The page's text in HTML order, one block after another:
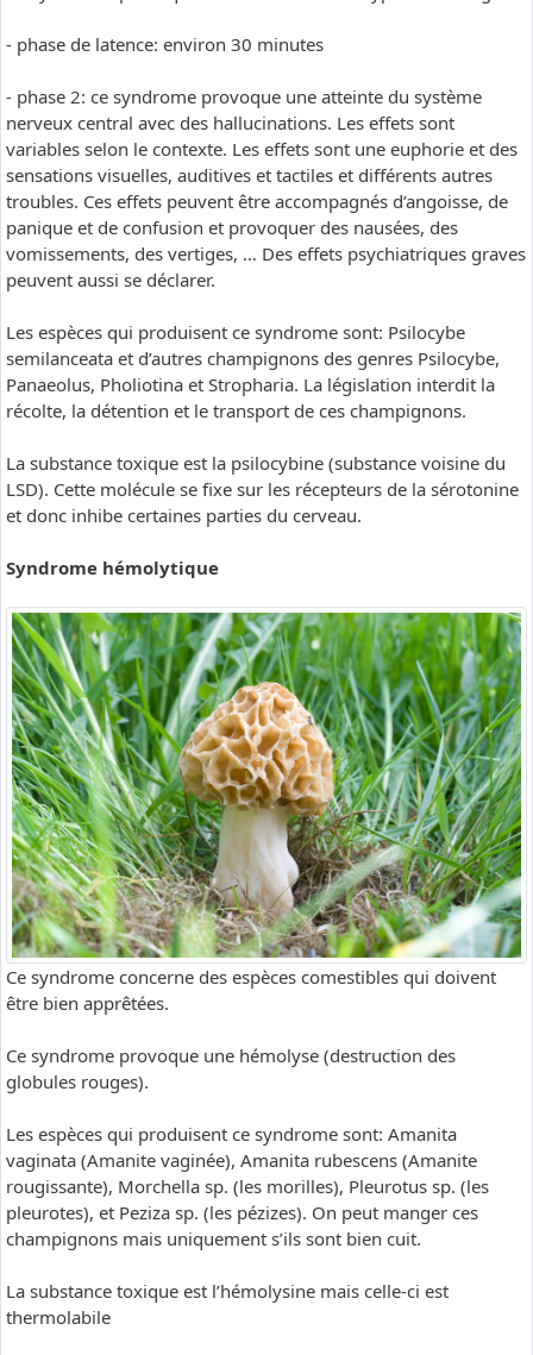
- phase de latence: environ 30 minutes
- phase 2: ce syndrome provoque une atteinte du système
nerveux central avec des hallucinations. Les effets sont
variables selon le contexte. Les effets sont une euphorie et des
sensations visuelles, auditives et tactiles et différents autres
troubles. Ces effets peuvent être accompagnés d’angoisse, de
panique et de confusion et provoquer des nausées, des
vomissements, des vertiges, … Des effets psychiatriques graves
peuvent aussi se déclarer.
Les espèces qui produisent ce syndrome sont: Psilocybe
semilanceata et d’autres champignons des genres Psilocybe,
Panaeolus, Pholiotina et Stropharia. La législation interdit la
récolte, la détention et le transport de ces champignons.
La substance toxique est la psilocybine (substance voisine du
LSD). Cette molécule se fixe sur les récepteurs de la sérotonine
et donc inhibe certaines parties du cerveau.
Syndrome hémolytique
Ce syndrome concerne des espèces comestibles qui doivent
être bien apprêtées.
Ce syndrome provoque une hémolyse (destruction des
globules rouges).
Les espèces qui produisent ce syndrome sont: Amanita
vaginata (Amanite vaginée), Amanita rubescens (Amanite
rougissante), Morchella sp. (les morilles), Pleurotus sp. (les
pleurotes), et Peziza sp. (les pézizes). On peut manger ces
champignons mais uniquement s’ils sont bien cuit.
La substance toxique est l’hémolysine mais celle-ci est
thermolabile